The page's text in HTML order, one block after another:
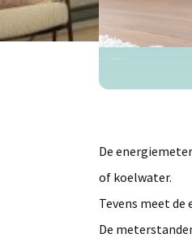
De
of koelwater.
Tevens meet
De